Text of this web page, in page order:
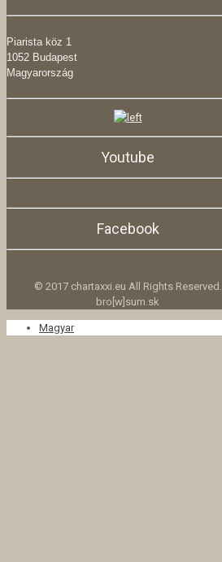
Piarista köz 1
1052 Budapest
Magyarország
Youtube
Facebook
© 2017 chartaxxi.eu All Rights Reserved.
bro[w]sum.sk
Magyar